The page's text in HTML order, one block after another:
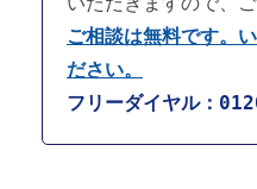
ご相談は無料です。
ださい。
フリーダイヤル：